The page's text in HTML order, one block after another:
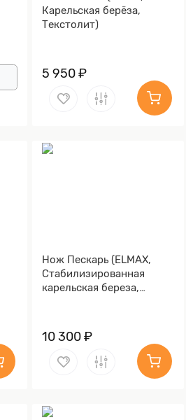
Карельская берёза,
Текстолит)
5 950 ₽
Нож Пескарь (ELMAX,
Стабилизированная
карельская береза,
10 300 ₽